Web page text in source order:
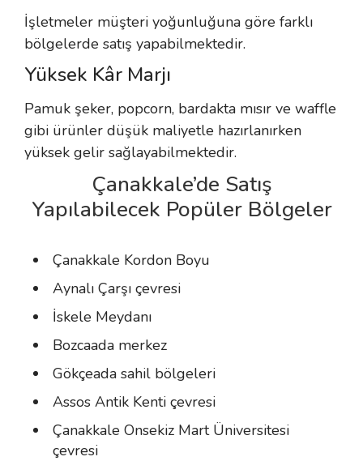
İşletmeler müşteri yoğunluğuna göre farklı
bölgelerde satış yapabilmektedir.
Yüksek Kâr Marjı
Pamuk şeker, popcorn, bardakta mısır ve waffle
gibi ürünler düşük maliyetle hazırlanırken
yüksek gelir sağlayabilmektedir.
Çanakkale’de Satış
Yapılabilecek Popüler Bölgeler
Çanakkale Kordon Boyu
Aynalı Çarşı çevresi
İskele Meydanı
Bozcaada merkez
Gökçeada sahil bölgeleri
Assos Antik Kenti çevresi
Çanakkale Onsekiz Mart Üniversitesi
çevresi